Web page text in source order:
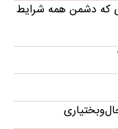
که دشمن همه‌ شرایط